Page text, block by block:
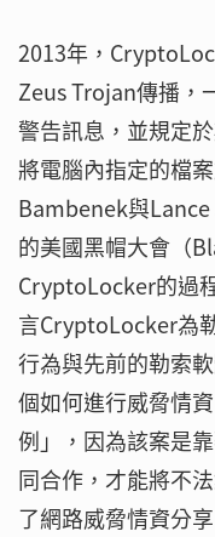
2013年，
Zeus Trojan傳播，
警告訊息，並規定
將電腦內指定的檔
Bambenek與
的美國黑帽大會（
CryptoLocker的過
言CryptoLocker為
行為與先前的勒索
個如何進行威脅情
例」，因為該案是
同合作，才能將不
了網路威脅情資分